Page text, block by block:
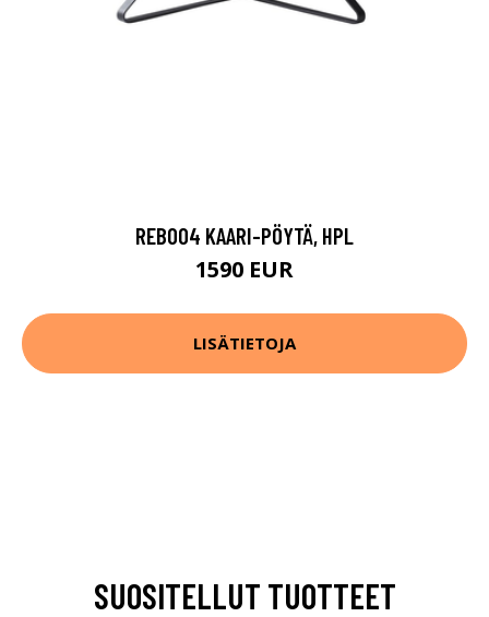
REB004 KAARI-PÖYTÄ, HPL
1590 EUR
LISÄTIETOJA
SUOSITELLUT TUOTTEET